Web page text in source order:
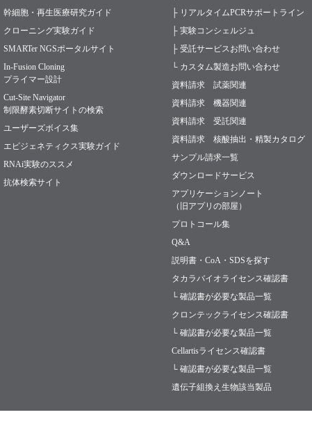
幹細胞・再生医療研究ガイド
クローニング実験ガイド
SMARTer NGSポータルサイト
In-Fusion Cloning
プライマー設計
Cut-Site Navigator
制限酵素切断サイトの検索
ユーザーズボイス集
エピジェネティクス実験ガイド
RNAi実験のススメ
抗体検索サイト
├ リアルタイムPCRサポートライン
├ 実験コンシェルジュ
├ 受託サービスお問い合わせ
└ カスタム製造お問い合わせ
資料請求 試薬関連
資料請求 機器関連
資料請求 受託関連
資料請求 核酸抽出・精製カタログ
サンプル請求一覧
ダウンロードサービス
アプリケーションノート
（旧アプリの部屋）
プロトコール集
Q&A
説明書・CoA・SDSを探す
タカラバイオライセンス確認書
└ 確認書が必要な製品一覧
クロンテックライセンス確認書
└ 確認書が必要な製品一覧
Cellartisライセンス確認書
└ 確認書が必要な製品一覧
遺伝子組換え生物該当製品